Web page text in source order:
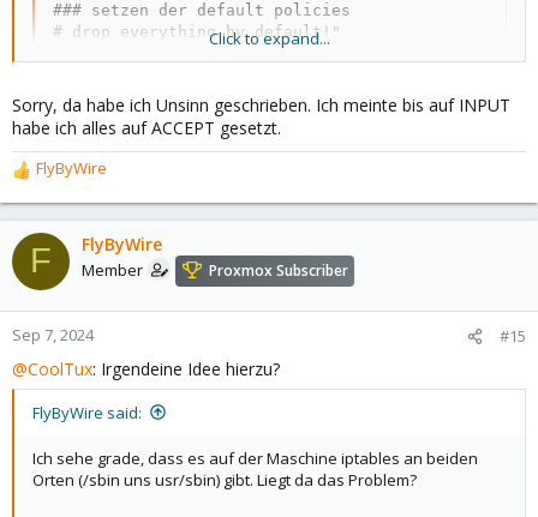
### setzen der default policies
# drop everything by default!"
iptables -P OUTPUT ACCEPT
Click to expand...
Sorry, da habe ich Unsinn geschrieben. Ich meinte bis auf INPUT
habe ich alles auf ACCEPT gesetzt.
R
e
a
c
t
o
n
:
FlyByWire
F FlyByWire
Member Proxmox Subscriber
Sep 7, 2024 #15
@CoolTux: Irgendeine Idee hierzu?
FlyByWire said:
Ich sehe grade, dass es auf der Maschine iptables an beiden
Orten (/sbin uns usr/sbin) gibt. Liegt da das Problem?